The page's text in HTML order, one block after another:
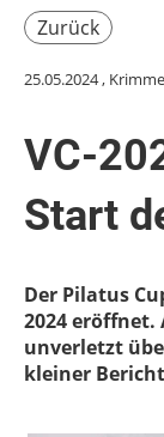
Zurück
25.05.2024,
VC-
Start
Der Pilatus
2024 eröffnet.
unverletzt
kleiner